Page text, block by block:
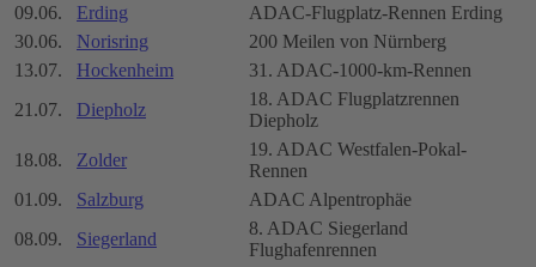
09.06.
Erding
ADAC-Flugplatz-Rennen Erding
30.06.
Norisring
200 Meilen von Nürnberg
13.07.
Hockenheim
31. ADAC-1000-km-Rennen
21.07.
Diepholz
18. ADAC Flugplatzrennen
Diepholz
18.08.
Zolder
19. ADAC Westfalen-Pokal-
Rennen
01.09.
Salzburg
ADAC Alpentrophäe
08.09.
Siegerland
8. ADAC Siegerland
Flughafenrennen